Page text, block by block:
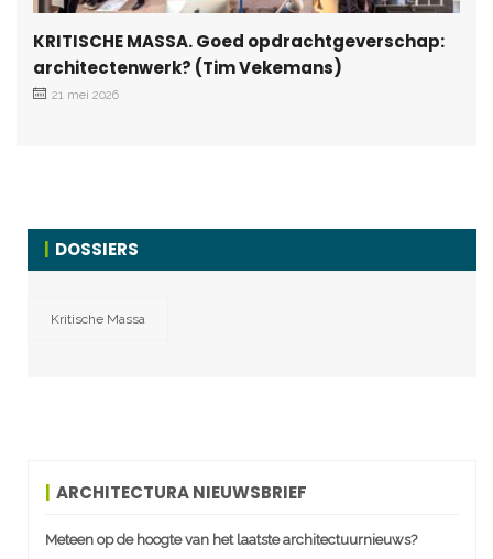
KRITISCHE MASSA. Goed opdrachtgeverschap:
architectenwerk? (Tim Vekemans)
21 mei 2026
DOSSIERS
Kritische Massa
ARCHITECTURA NIEUWSBRIEF
Meteen op de hoogte van het laatste architectuurnieuws?